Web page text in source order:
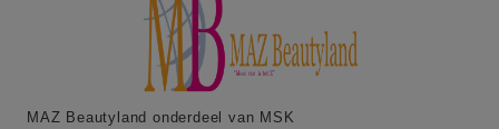
MAZ Beautyland onderdeel van MSK